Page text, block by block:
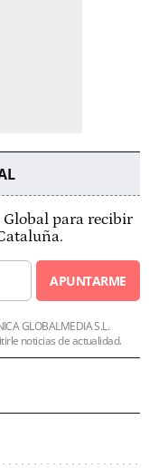
para recibir
APUNTARME
GLOBALMEDIA S.L.
noticias de actualidad.